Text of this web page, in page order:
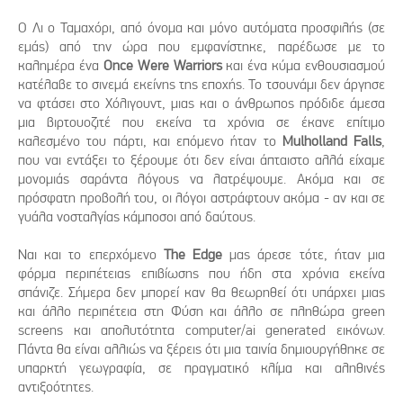
Ο Λι ο Ταμαχόρι, από όνομα και μόνο αυτόματα προσφιλής (σε
εμάς) από την ώρα που εμφανίστηκε, παρέδωσε με το
καλημέρα ένα Once Were Warriorsκαι ένα κύμα ενθουσιασμού
κατέλαβε το σινεμά εκείνης της εποχής. Το τσουνάμι δεν άργησε
να φτάσει στο Χόλιγουντ, μιας και ο άνθρωπος πρόδιδε άμεσα
μια βιρτουοζιτέ που εκείνα τα χρόνια σε έκανε επίτιμο
καλεσμένο του πάρτι, και επόμενο ήταν το Mulholland Falls,
που ναι εντάξει το ξέρουμε ότι δεν είναι άπταιστο αλλά είχαμε
μονομιάς σαράντα λόγους να λατρέψουμε. Ακόμα και σε
πρόσφατη προβολή του, οι λόγοι αστράφτουν ακόμα - αν και σε
γυάλα νοσταλγίας κάμποσοι από δαύτους.
Ναι και το επερχόμενο The Edge μας άρεσε τότε, ήταν μια
φόρμα περιπέτειας επιβίωσης που ήδη στα χρόνια εκείνα
σπάνιζε. Σήμερα δεν μπορεί καν θα θεωρηθεί ότι υπάρχει μιας
και άλλο περιπέτεια στη Φύση και άλλο σε πληθώρα green
screens και απολυτότητα computer/ai generated εικόνων.
Πάντα θα είναι αλλιώς να ξέρεις ότι μια ταινία δημιουργήθηκε σε
υπαρκτή γεωγραφία, σε πραγματικό κλίμα και αληθινές
αντιξοότητες.